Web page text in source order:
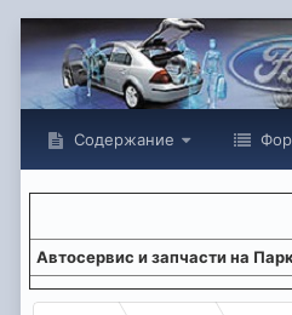
Содержание
Aвтосервис и запчасти на